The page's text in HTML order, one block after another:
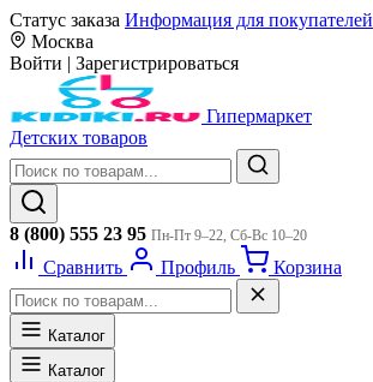
Статус заказа Информация для покупателей
Москва
Войти | Зарегистрироваться
Гипермаркет
Детских товаров
8 (800) 555 23 95 Пн-Пт 9–22, Сб-Вс 10–20
Сравнить Профиль Корзина
Каталог
Каталог